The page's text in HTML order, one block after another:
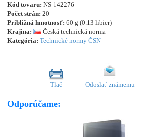
Kód tovaru: NS-142276
Počet strán: 20
Približná hmotnosť: 60 g (0.13 libier)
Krajina:
Česká technická norma
Kategória: Technické normy ČSN
Tlač Odoslať známemu
Odporúčame: